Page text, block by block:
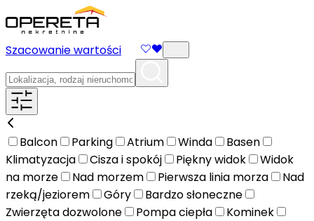
Szacowanie wartości
Balcon Parking Atrium Winda
Basen
Klimatyzacja
Cisza i spokój Piękny widok
Widok
na morze
Nad morzem Pierwsza linia morza
Nad
rzeką/jeziorem
Góry
Bardzo słoneczne
Zwierzęta dozwolone
Pompa ciepła
Kominek